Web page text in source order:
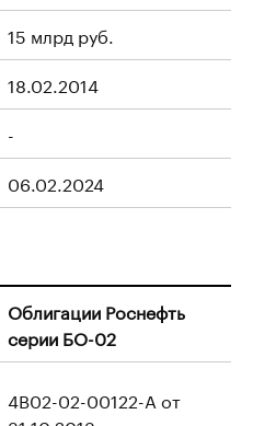
15 млрд руб.
18.02.2014
-
06.02.2024
Облигации Роснефть
серии БО-02
4B02-02-00122-A от